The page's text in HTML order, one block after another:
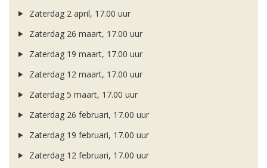
Zaterdag 2 april, 17.00 uur
Zaterdag 26 maart, 17.00 uur
Zaterdag 19 maart, 17.00 uur
Zaterdag 12 maart, 17.00 uur
Zaterdag 5 maart, 17.00 uur
Zaterdag 26 februari, 17.00 uur
Zaterdag 19 februari, 17.00 uur
Zaterdag 12 februari, 17.00 uur